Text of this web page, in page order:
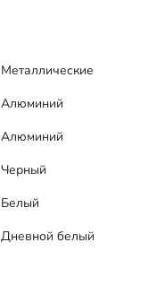
Металлические
Алюминий
Алюминий
Черный
Белый
Дневной белый